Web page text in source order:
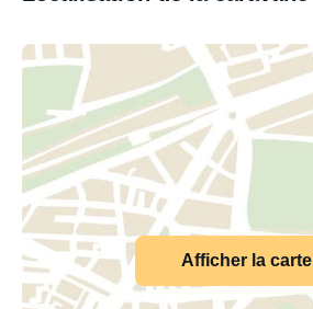
Afficher la carte